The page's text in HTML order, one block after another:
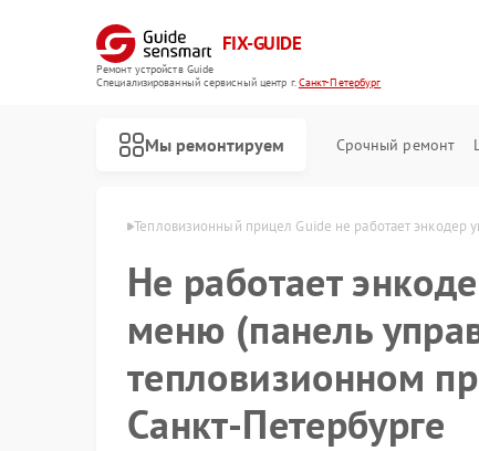
FIX-GUIDE
Ремонт устройств Guide
Специализированный cервисный центр г.Санкт-Петербург
Мы ремонтируем Срочный ремонт
Санкт-Петербурге Тепловизионный прицел Guide не работает энкодер
Не работает
меню (панель
тепловизионном
Санкт-Петербурге